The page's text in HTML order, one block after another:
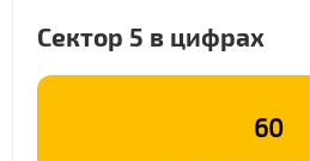
Северная
Набережная,
Сектор 5 в цифрах
60